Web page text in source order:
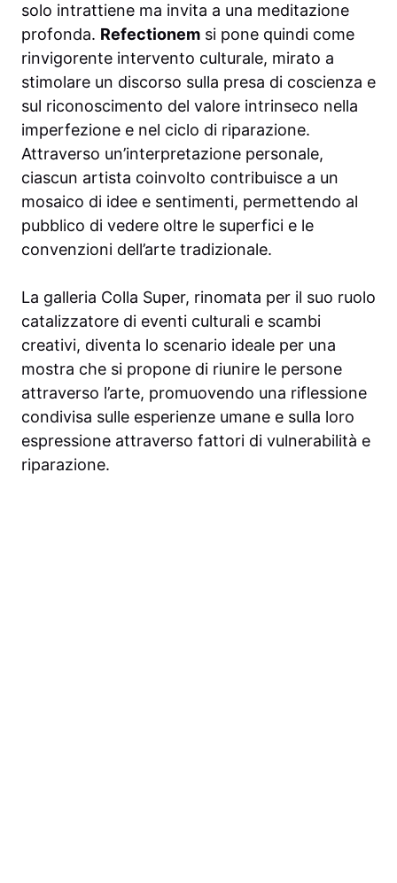
solo intrattiene ma invita a una meditazione
profonda. Refectionem si pone quindi come
rinvigorente intervento culturale, mirato a
stimolare un discorso sulla presa di coscienza e
sul riconoscimento del valore intrinseco nella
imperfezione e nel ciclo di riparazione.
Attraverso un’interpretazione personale,
ciascun artista coinvolto contribuisce a un
mosaico di idee e sentimenti, permettendo al
pubblico di vedere oltre le superfici e le
convenzioni dell’arte tradizionale.
La galleria Colla Super, rinomata per il suo ruolo
catalizzatore di eventi culturali e scambi
creativi, diventa lo scenario ideale per una
mostra che si propone di riunire le persone
attraverso l’arte, promuovendo una riflessione
condivisa sulle esperienze umane e sulla loro
espressione attraverso fattori di vulnerabilità e
riparazione.